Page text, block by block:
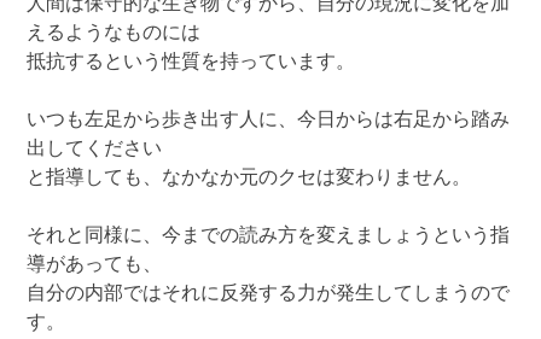
人間は保守的な生き物ですから、自分の現況に変化を加
えるようなものには
抵抗するという性質を持っています。
いつも左足から歩き出す人に、今日からは右足から踏み
出してください
と指導しても、なかなか元のクセは変わりません。
それと同様に、今までの読み方を変えましょうという指
導があっても、
自分の内部ではそれに反発する力が発生してしまうので
す。